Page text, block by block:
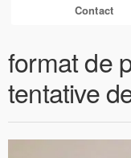
Contact
format de
tentative